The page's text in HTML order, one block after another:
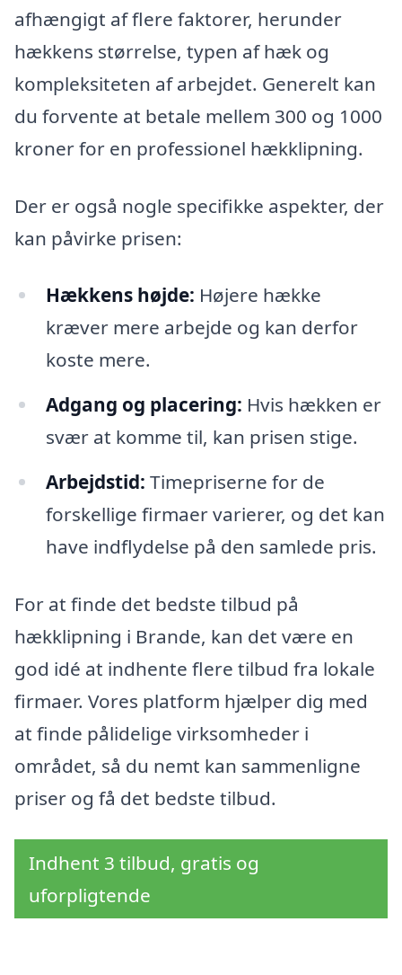
afhængigt af flere faktorer, herunder
hækkens størrelse, typen af hæk og
kompleksiteten af arbejdet. Generelt kan
du forvente at betale mellem 300 og 1000
kroner for en professionel hækklipning.
Der er også nogle specifikke aspekter, der
kan påvirke prisen:
Hækkens højde: Højere hække
kræver mere arbejde og kan derfor
koste mere.
Adgang og placering: Hvis hækken er
svær at komme til, kan prisen stige.
Arbejdstid: Timepriserne for de
forskellige firmaer varierer, og det kan
have indflydelse på den samlede pris.
For at finde det bedste tilbud på
hækklipning i Brande, kan det være en
god idé at indhente flere tilbud fra lokale
firmaer. Vores platform hjælper dig med
at finde pålidelige virksomheder i
området, så du nemt kan sammenligne
priser og få det bedste tilbud.
Indhent 3 tilbud, gratis og
uforpligtende